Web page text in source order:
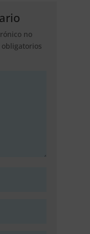
no
obligatorios